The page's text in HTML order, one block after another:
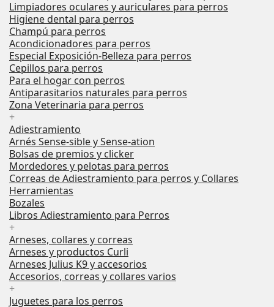
Limpiadores oculares y auriculares para perros
Higiene dental para perros
Champú para perros
Acondicionadores para perros
Especial Exposición-Belleza para perros
Cepillos para perros
Para el hogar con perros
Antiparasitarios naturales para perros
Zona Veterinaria para perros
+
Adiestramiento
Arnés Sense-sible y Sense-ation
Bolsas de premios y clicker
Mordedores y pelotas para perros
Correas de Adiestramiento para perros y Collares
Herramientas
Bozales
Libros Adiestramiento para Perros
+
Arneses, collares y correas
Arneses y productos Curli
Arneses Julius K9 y accesorios
Accesorios, correas y collares varios
+
Juguetes para los perros